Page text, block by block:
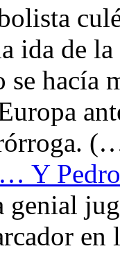
ida de la
se hacía
… Y